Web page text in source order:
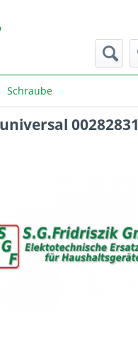
Schraube
00282831